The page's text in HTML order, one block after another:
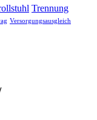
Trennung
Versorgungsausgleich